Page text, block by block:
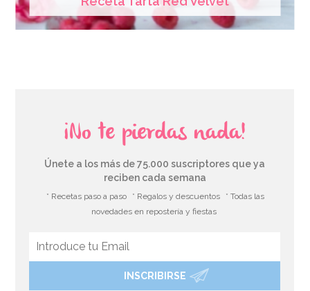
¡No te pierdas nada!
Únete a los más de 75.000 suscriptores que ya
reciben cada semana
* Recetas paso a paso * Regalos y descuentos
* Todas las
novedades en repostería y fiestas
INSCRIBIRSE